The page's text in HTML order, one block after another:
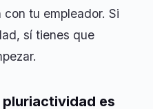
tu empleador. Si
sí tienes que
es